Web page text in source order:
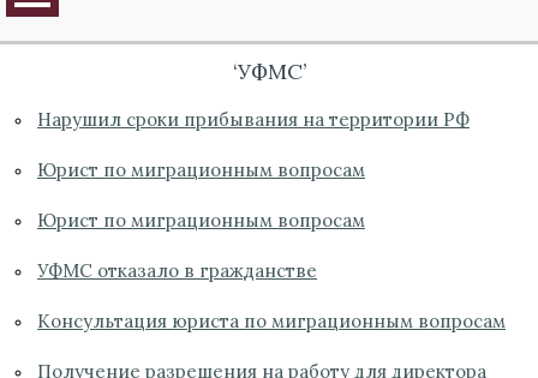
‘УФМС’
Нарушил сроки прибывания на территории РФ
Юрист по миграционным вопросам
Юрист по миграционным вопросам
УФМС отказало в гражданстве
Консультация юриста по миграционным вопросам
Получение разрешения на работу для директора